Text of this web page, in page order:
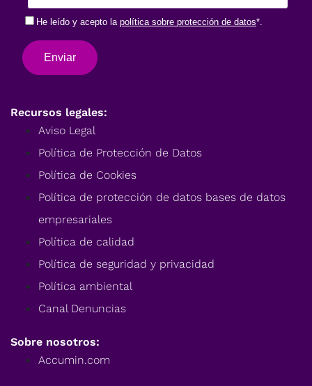
Recursos legales:
Aviso Legal
Política de Protección de Datos
Política de Cookies
Política de protección de datos bases de datos
empresariales
Política de calidad
Política de seguridad y privacidad
Política ambiental
Canal Denuncias
Sobre nosotros:
Accumin.com